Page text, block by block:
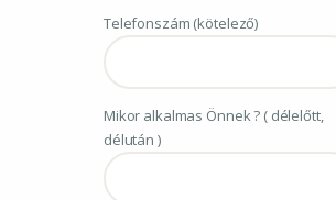
Telefonszám (kötelező)
Mikor alkalmas Önnek ? ( délelőtt,
délután )